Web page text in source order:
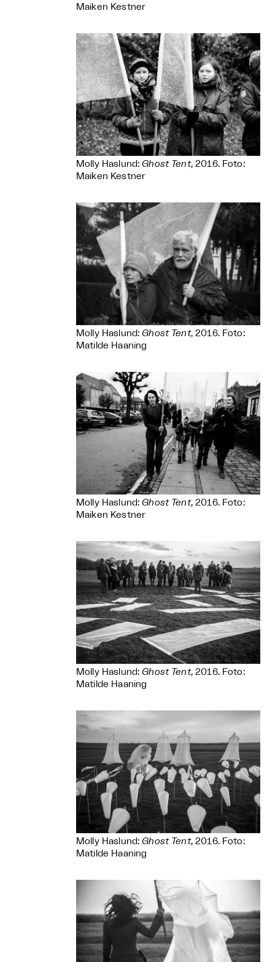
Maiken Kestner
Molly Haslund:Ghost Tent, 2016. Foto:
Maiken Kestner
Molly Haslund:Ghost Tent, 2016. Foto:
Matilde Haaning
Molly Haslund:Ghost Tent, 2016. Foto:
Maiken Kestner
Molly Haslund:Ghost Tent, 2016. Foto:
Matilde Haaning
Molly Haslund:Ghost Tent, 2016. Foto:
Matilde Haaning